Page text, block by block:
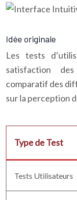
Idée originale
Les tests
satisfaction
comparatif des
sur la perception
Type de Test
Tests Utilisateurs